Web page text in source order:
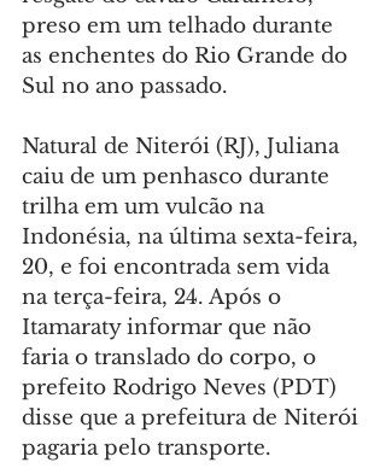
preso em um telhado durante
as enchentes do Rio Grande do
Sul no ano passado.
Natural de Niterói (RJ), Juliana
caiu de um penhasco durante
trilha em um vulcão na
Indonésia, na última sexta-feira,
20, e foi encontrada sem vida
na terça-feira, 24. Após o
Itamaraty informar que não
faria o translado do corpo, o
prefeito Rodrigo Neves (PDT)
disse que a prefeitura de Niterói
pagaria pelo transporte.